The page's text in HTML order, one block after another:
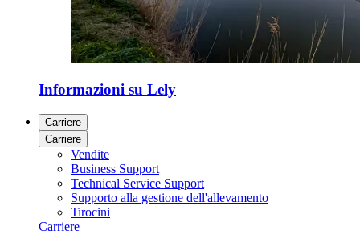
Informazioni su Lely
Carriere
Carriere
Vendite
Business Support
Technical Service Support
Supporto alla gestione dell'allevamento
Tirocini
Carriere